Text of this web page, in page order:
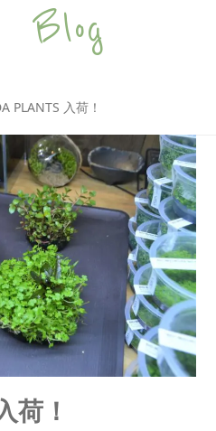
Blog
PLANTS 入荷！
荷！